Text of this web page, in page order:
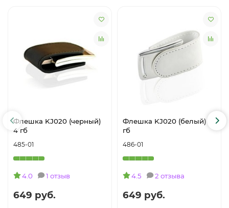
Флешка KJ020 (черный)
4 гб
485-01
4.0 1 отзыв
649 руб.
Флешка KJ020 (белый) 4
гб
486-01
4.5 2 отзыва
649 руб.